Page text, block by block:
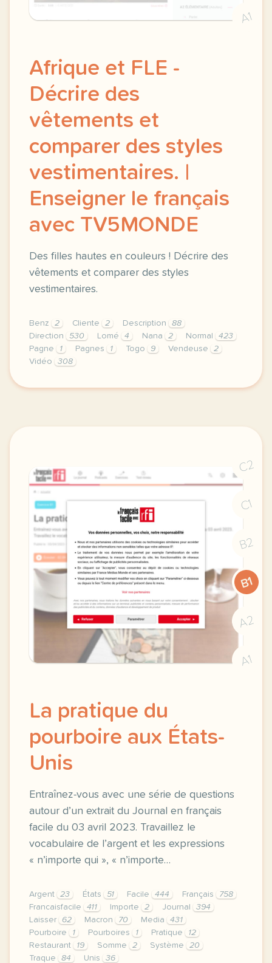
A1
Afrique et FLE -
Décrire des
vêtements et
comparer des styles
vestimentaires. |
Enseigner le français
avec TV5MONDE
Des filles hautes en couleurs ! Décrire des
vêtements et comparer des styles
vestimentaires.
Benz 2 Cliente 2 Description
88
Direction
530 Lomé 4 Nana 2 Normal
423
Pagne
1 Pagnes 1 Togo 9 Vendeuse
2
Vidéo
308
didomi host didomi components button cursor
C2
C1
B2
B1
A2
A1
La pratique du
pourboire aux États-
Unis
Entraînez-vous avec une série de questions
autour d’un extrait du Journal en français
facile du 03 avril 2023. Travaillez le
vocabulaire de l’argent et les expressions
« n’importe qui », « n’importe…
Argent 23 États 51 Facile 444 Français
758
Francaisfacile
411 Importe 2 Journal
394
Laisser
62 Macron 70 Media
431
Pourboire
1 Pourboires 1 Pratique
12
Restaurant
19 Somme 2 Système
20
Traque
84 Unis 36